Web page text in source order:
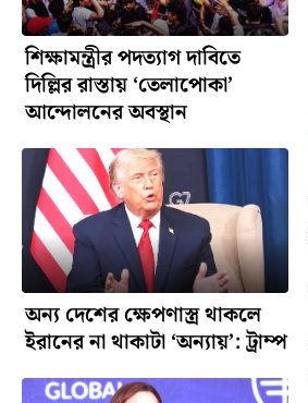
শিক্ষামন্ত্রীর পদত্যাগ দাবিতে
দিল্লির রাস্তায় ‘তেলাপোকা’
আন্দোলনের অবস্থান
অন্য দেশের ক্ষেপণাস্ত্র থাকলে
ইরানের না থাকাটা ‘অন্যায়’: ট্রাম্প